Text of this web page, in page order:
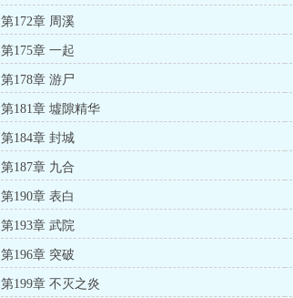
第172章 周溪
第175章 一起
第178章 游尸
第181章 墟隙精华
第184章 封城
第187章 九合
第190章 表白
第193章 武院
第196章 突破
第199章 不灭之炎